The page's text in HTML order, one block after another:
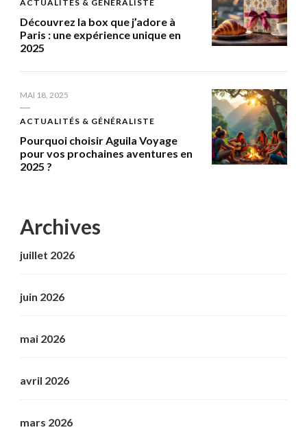
ACTUALITÉS & GÉNÉRALISTE
Découvrez la box que j’adore à
Paris : une expérience unique en
2025
MAI 18, 2025
ACTUALITÉS & GÉNÉRALISTE
Pourquoi choisir Aguila Voyage
pour vos prochaines aventures en
2025 ?
Archives
juillet 2026
juin 2026
mai 2026
avril 2026
mars 2026